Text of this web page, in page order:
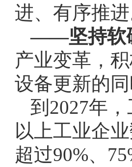
进、有序推进
——坚持软
产业变革，
设备更新的
到2027年
以上工业企
超过90%、